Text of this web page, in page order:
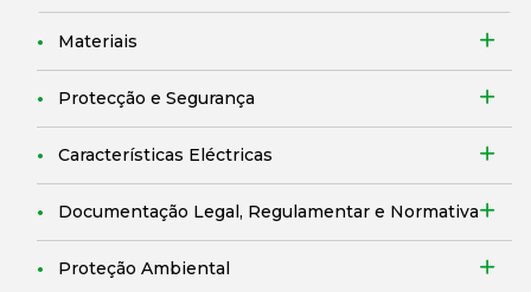
Materiais
Protecção e Segurança
Características Eléctricas
Documentação Legal, Regulamentar e Normativa
Proteção Ambiental